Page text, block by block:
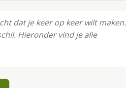
dat je keer op keer wilt maken.
Hieronder vind je alle